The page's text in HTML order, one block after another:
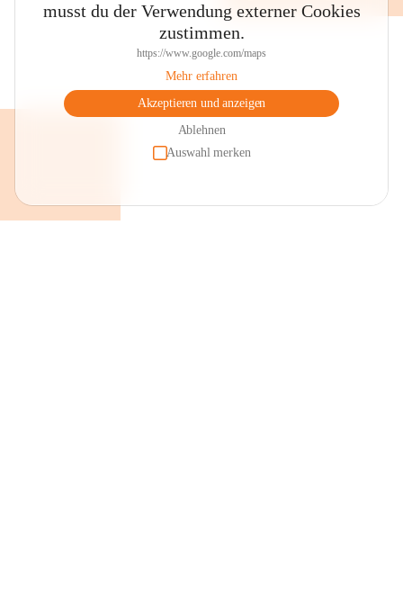
musst du der Verwendung externer Cookies
zustimmen.
https://www.google.com/maps
Mehr erfahren
Akzeptieren und anzeigen
Ablehnen
Auswahl merken